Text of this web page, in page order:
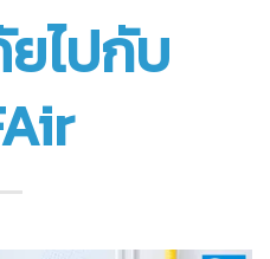
ไปกับ